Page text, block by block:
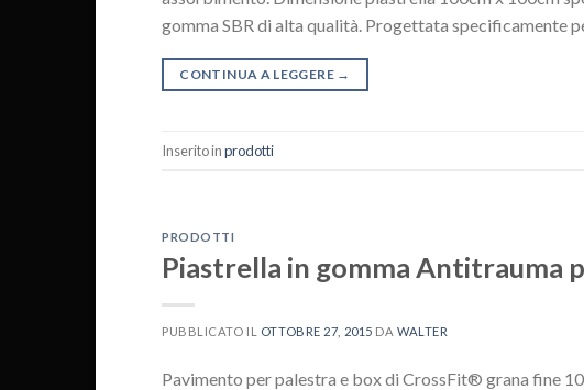
gomma SBR di alta qualità. Progettata specificamente
CONTINUA A LEGGERE →
Inserito inprodotti
PRODOTTI
Piastrella in gomma Antitrauma
PUBBLICATO IL OTTOBRE 27, 2015 DAWALTER
Pavimento per palestra e box di CrossFit® grana fine